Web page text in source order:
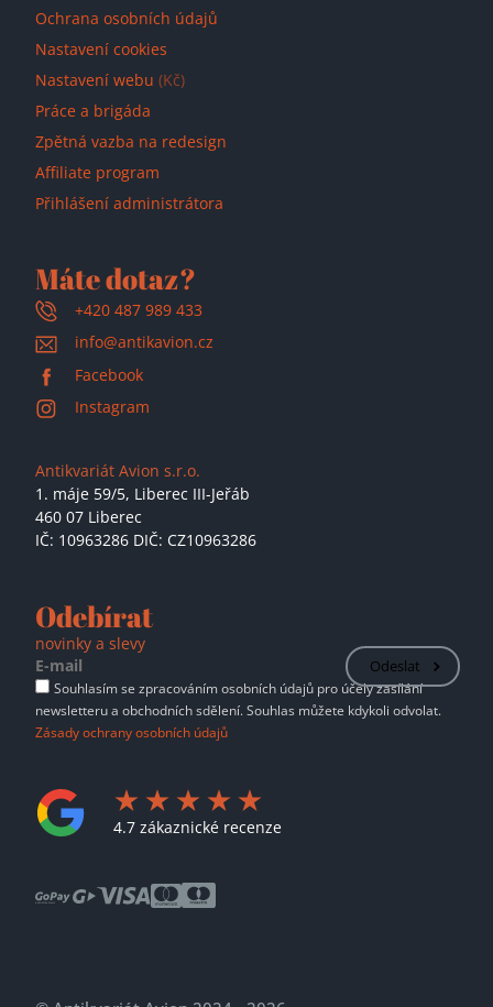
Ochrana osobních údajů
Nastavení cookies
Nastavení webu (Kč)
Práce a brigáda
Zpětná vazba na redesign
Affiliate program
Přihlášení administrátora
Máte dotaz?
+420 487 989 433
info@antikavion.cz
Facebook
Instagram
Antikvariát Avion s.r.o.
1. máje 59/5, Liberec III-Jeřáb
460 07 Liberec
IČ: 10963286 DIČ: CZ10963286
Odebírat
novinky a slevy
Odeslat
Souhlasím se zpracováním osobních údajů pro účely zasílání
newsletteru a obchodních sdělení. Souhlas můžete kdykoli odvolat.
Zásady ochrany osobních údajů
4.7 zákaznické recenze